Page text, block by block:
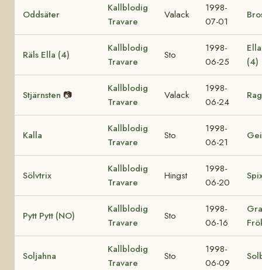
Oddsäter
Kallblodig
Travare
Valack
1998-
07-01
Räls Ella (4)
Kallblodig
Travare
Sto
1998-
06-25
(4)
Stjärnsten 📷
Kallblodig
Travare
Valack
1998-
06-24
Kalla
Kallblodig
Travare
Sto
1998-
06-21
Sölvtrix
Kallblodig
Travare
Hingst
1998-
06-20
Pytt Pytt (NO)
Kallblodig
Travare
Sto
1998-
06-16
Soljahna
Kallblodig
Travare
Sto
1998-
06-09